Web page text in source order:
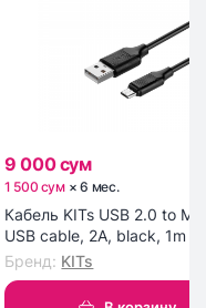
9 000 сум
1 500 сум ×6 мес.
Кабель KITs USB 2.0 to
USB cable, 2A, black, 1m
W-002)
Бренд: KITs